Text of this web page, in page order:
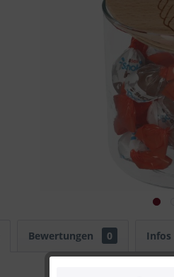
Bewertungen 0 Infos